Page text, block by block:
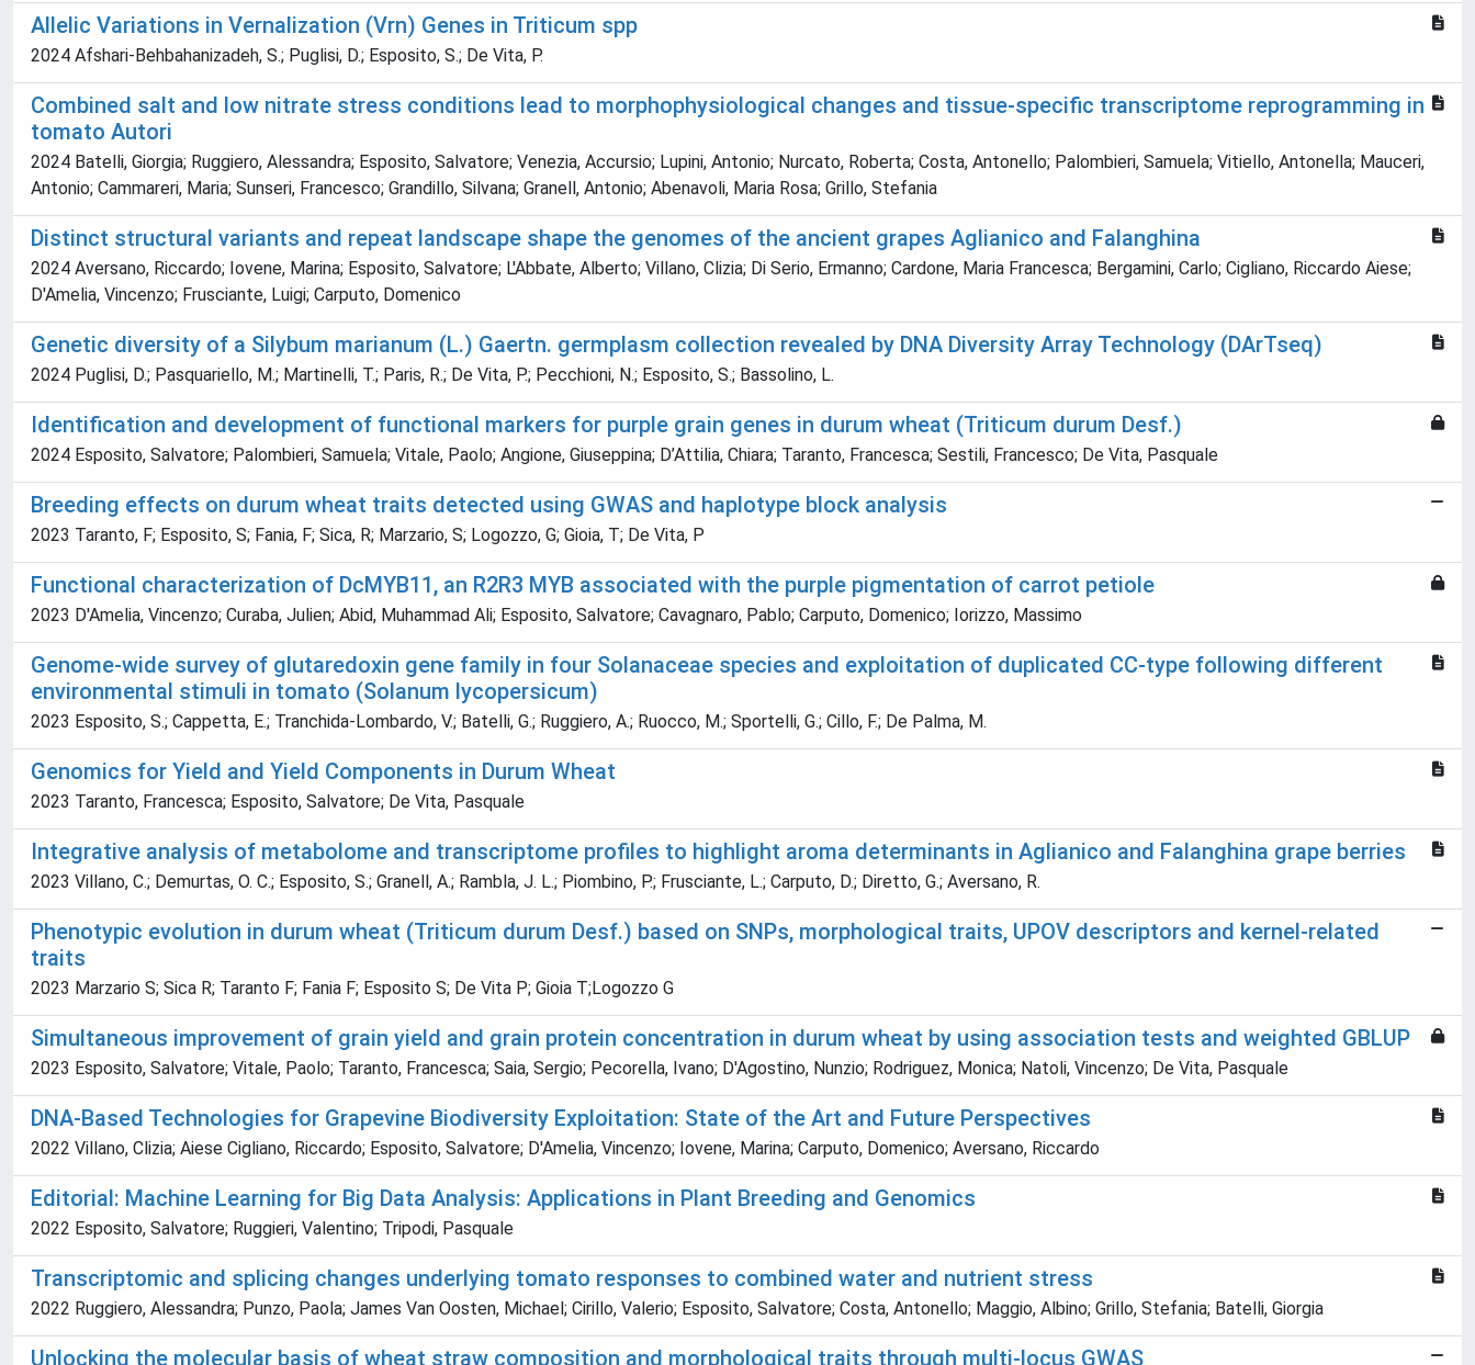
Allelic Variations in Vernalization (Vrn) Genes in Triticum spp
2024 Afshari-Behbahanizadeh, S.; Puglisi, D.; Esposito, S.; De Vita, P.
Combined salt and low nitrate stress conditions lead to morphophysiological changes and tissue-specific transcriptome reprogramming in
tomato Autori
2024 Batelli, Giorgia; Ruggiero, Alessandra; Esposito, Salvatore; Venezia, Accursio; Lupini, Antonio; Nurcato, Roberta; Costa, Antonello; Palombieri, Samuela; Vitiello, Antonella; Mauceri,
Antonio; Cammareri, Maria; Sunseri, Francesco; Grandillo, Silvana; Granell, Antonio; Abenavoli, Maria Rosa; Grillo, Stefania
Distinct structural variants and repeat landscape shape the genomes of the ancient grapes Aglianico and Falanghina
2024 Aversano, Riccardo; Iovene, Marina; Esposito, Salvatore; L'Abbate, Alberto; Villano, Clizia; Di Serio, Ermanno; Cardone, Maria Francesca; Bergamini, Carlo; Cigliano, Riccardo Aiese;
D'Amelia, Vincenzo; Frusciante, Luigi; Carputo, Domenico
Genetic diversity of a Silybum marianum (L.) Gaertn. germplasm collection revealed by DNA Diversity Array Technology (DArTseq)
2024 Puglisi, D.; Pasquariello, M.; Martinelli, T.; Paris, R.; De Vita, P.; Pecchioni, N.; Esposito, S.; Bassolino, L.
Identification and development of functional markers for purple grain genes in durum wheat (Triticum durum Desf.)
2024 Esposito, Salvatore; Palombieri, Samuela; Vitale, Paolo; Angione, Giuseppina; D’Attilia, Chiara; Taranto, Francesca; Sestili, Francesco; De Vita, Pasquale
Breeding effects on durum wheat traits detected using GWAS and haplotype block analysis
2023 Taranto, F; Esposito, S; Fania, F; Sica, R; Marzario, S; Logozzo, G; Gioia, T; De Vita, P
Functional characterization of DcMYB11, an R2R3 MYB associated with the purple pigmentation of carrot petiole
2023 D'Amelia, Vincenzo; Curaba, Julien; Abid, Muhammad Ali; Esposito, Salvatore; Cavagnaro, Pablo; Carputo, Domenico; Iorizzo, Massimo
Genome-wide survey of glutaredoxin gene family in four Solanaceae species and exploitation of duplicated CC-type following different
environmental stimuli in tomato (Solanum lycopersicum)
2023 Esposito, S.; Cappetta, E.; Tranchida-Lombardo, V.; Batelli, G.; Ruggiero, A.; Ruocco, M.; Sportelli, G.; Cillo, F.; De Palma, M.
Genomics for Yield and Yield Components in Durum Wheat
2023 Taranto, Francesca; Esposito, Salvatore; De Vita, Pasquale
Integrative analysis of metabolome and transcriptome profiles to highlight aroma determinants in Aglianico and Falanghina grape berries
2023 Villano, C.; Demurtas, O. C.; Esposito, S.; Granell, A.; Rambla, J. L.; Piombino, P.; Frusciante, L.; Carputo, D.; Diretto, G.; Aversano, R.
Phenotypic evolution in durum wheat (Triticum durum Desf.) based on SNPs, morphological traits, UPOV descriptors and kernel-related
traits
2023 Marzario S; Sica R; Taranto F; Fania F; Esposito S; De Vita P; Gioia T;Logozzo G
Simultaneous improvement of grain yield and grain protein concentration in durum wheat by using association tests and weighted GBLUP
2023 Esposito, Salvatore; Vitale, Paolo; Taranto, Francesca; Saia, Sergio; Pecorella, Ivano; D'Agostino, Nunzio; Rodriguez, Monica; Natoli, Vincenzo; De Vita, Pasquale
DNA-Based Technologies for Grapevine Biodiversity Exploitation: State of the Art and Future Perspectives
2022 Villano, Clizia; Aiese Cigliano, Riccardo; Esposito, Salvatore; D'Amelia, Vincenzo; Iovene, Marina; Carputo, Domenico; Aversano, Riccardo
Editorial: Machine Learning for Big Data Analysis: Applications in Plant Breeding and Genomics
2022 Esposito, Salvatore; Ruggieri, Valentino; Tripodi, Pasquale
Transcriptomic and splicing changes underlying tomato responses to combined water and nutrient stress
2022 Ruggiero, Alessandra; Punzo, Paola; James Van Oosten, Michael; Cirillo, Valerio; Esposito, Salvatore; Costa, Antonello; Maggio, Albino; Grillo, Stefania; Batelli, Giorgia
Unlocking the molecular basis of wheat straw composition and morphological traits through multi-locus GWAS